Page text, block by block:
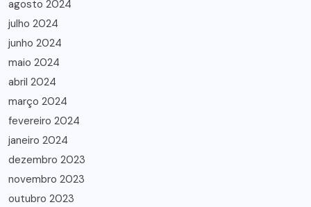
agosto 2024
julho 2024
junho 2024
maio 2024
abril 2024
março 2024
fevereiro 2024
janeiro 2024
dezembro 2023
novembro 2023
outubro 2023